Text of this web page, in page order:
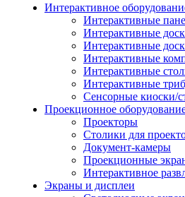
Интерактивное
Интерактивные
Интерактивные
Интерактивные
Интерактивные
Интерактивные
Интерактивные
Сенсорные киоски/
Проекционное
Проекторы
Столики для
Документ-камеры
Проекционные
Интерактивное
Экраны и дисплеи